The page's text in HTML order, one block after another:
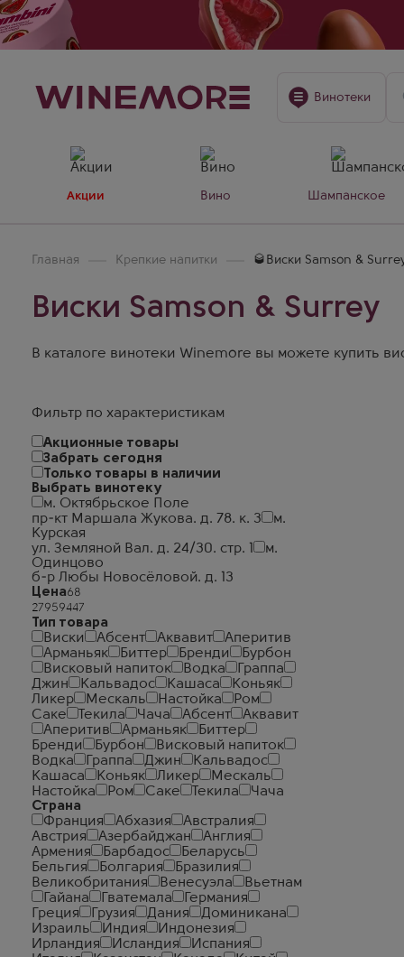
Винотеки
Акции Вино Шампанское
Главная Крепкие напитки 🥃Виски Samson &
Виски Samson & Surrey
В каталоге винотеки Winemore вы можете купить
Фильтр по характеристикам
Акционные товары
Забрать сегодня
Только товары в наличии
Выбрать винотеку
м. Октябрьское Поле
пр-кт Маршала Жукова. д. 78. к. 3
м.
Курская
ул. Земляной Вал. д. 24/30. стр. 1
м.
Одинцово
б-р Любы Новосёловой. д. 13
Цена
Тип товара
Виски
Абсент Аквавит
Аперитив
Арманьяк
Биттер Бренди
Бурбон
Висковый напиток
Водка
Граппа
Джин
Кальвадос Кашаса
Коньяк
Ликер
Мескаль Настойка
Ром
Саке
Текила Чача Абсент
Аквавит
Аперитив
Арманьяк
Биттер
Бренди
Бурбон
Висковый напиток
Водка
Граппа Джин
Кальвадос
Кашаса
Коньяк Ликер
Мескаль
Настойка
Ром Саке Текила
Чача
Страна
Франция
Абхазия
Австралия
Австрия
Азербайджан
Англия
Армения
Барбадос
Беларусь
Бельгия
Болгария
Бразилия
Великобритания
Венесуэла
Вьетнам
Гайана
Гватемала
Германия
Греция
Грузия Дания
Доминикана
Израиль
Индия
Индонезия
Ирландия
Исландия
Испания